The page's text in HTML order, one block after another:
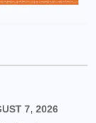
7, 2026